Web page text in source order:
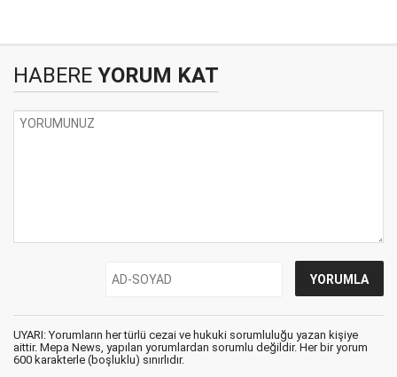
HABERE YORUM KAT
UYARI: Yorumların her türlü cezai ve hukuki sorumluluğu yazan kişiye
aittir. Mepa News, yapılan yorumlardan sorumlu değildir. Her bir yorum
600 karakterle (boşluklu) sınırlıdır.